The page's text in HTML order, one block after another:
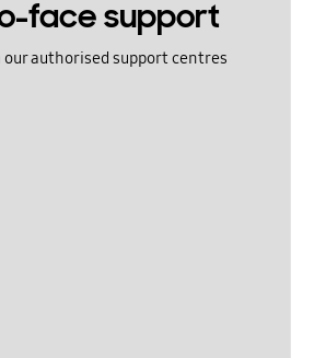
face support
our authorised support centres